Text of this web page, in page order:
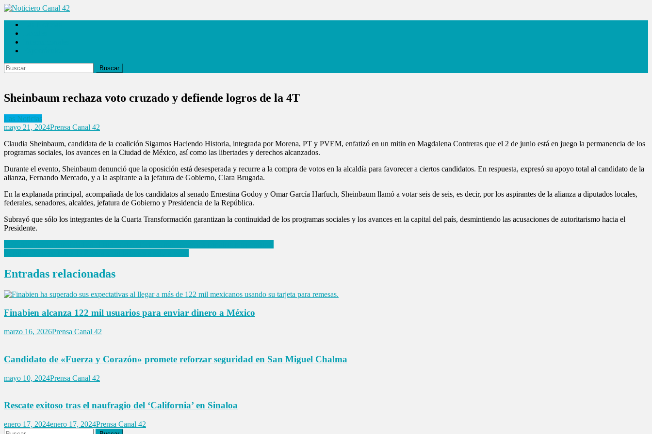
Saltar
contenido
Noticiero Canal 42
Buscar:
Sheinbaum rechaza voto cruzado y defiende logros de la 4T
Las Noticias
mayo 21, 2024Prensa Canal 42
Claudia Sheinbaum, candidata de la coalición Sigamos Haciendo Historia, integrada por Morena, PT y PVEM, enfatizó en un mitin en Magdalena Contreras que el 2 de junio está en juego la permanencia de los
programas sociales, los avances en la Ciudad de México, así como las libertades y derechos alcanzados.
Durante el evento, Sheinbaum denunció que la oposición está desesperada y recurre a la compra de votos en la alcaldía para favorecer a ciertos candidatos. En respuesta, expresó su apoyo total al candidato de la
alianza, Fernando Mercado, y a la aspirante a la jefatura de Gobierno, Clara Brugada.
En la explanada principal, acompañada de los candidatos al senado Ernestina Godoy y Omar García Harfuch, Sheinbaum llamó a votar seis de seis, es decir, por los aspirantes de la alianza a diputados locales,
federales, senadores, alcaldes, jefatura de Gobierno y Presidencia de la República.
Subrayó que sólo los integrantes de la Cuarta Transformación garantizan la continuidad de los programas sociales y los avances en la capital del país, desmintiendo las acusaciones de autoritarismo hacia el
Presidente.
Navegación
de
entradas
Entradas relacionadas
Finabien alcanza 122 mil usuarios para enviar dinero a México
marzo 16, 2026Prensa Canal 42
Candidato de «Fuerza y Corazón» promete reforzar seguridad en San Miguel Chalma
mayo 10, 2024Prensa Canal 42
Rescate exitoso tras el naufragio del ‘California’ en Sinaloa
enero 17, 2024enero 17, 2024Prensa Canal 42
Buscar: